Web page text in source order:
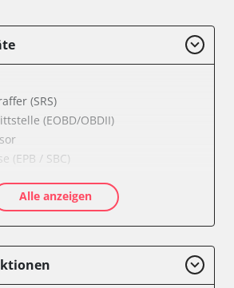
(SRS)
(EOBD/OBDII)
(EPB / SBC)
Alle anzeigen